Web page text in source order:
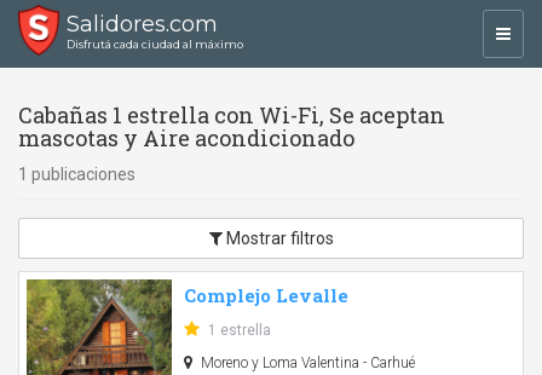
Salidores.com
Disfrutá cada ciudad al máximo
Cabañas 1 estrella con Wi-Fi, Se aceptan
mascotas y Aire acondicionado
1 publicaciones
Mostrar filtros
Complejo Levalle
1 estrella
Moreno y Loma Valentina - Carhué